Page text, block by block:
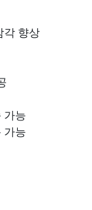
각 향상
가능
가능